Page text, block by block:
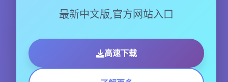
最新中文版,官方网站入口
高速下载